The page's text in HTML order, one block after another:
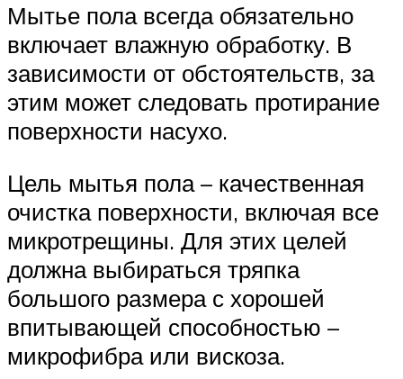
Мытье пола всегда обязательно
включает влажную обработку. В
зависимости от обстоятельств, за
этим может следовать протирание
поверхности насухо.
Цель мытья пола – качественная
очистка поверхности, включая все
микротрещины. Для этих целей
должна выбираться тряпка
большого размера с хорошей
впитывающей способностью –
микрофибра или вискоза.